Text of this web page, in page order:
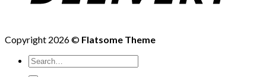
Copyright 2026 © Flatsome Theme
Search
for: